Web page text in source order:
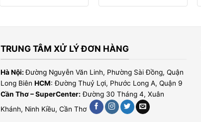
TRUNG TÂM XỬ LÝ ĐƠN HÀNG
Hà Nội:Đường Nguyễn Văn Linh, Phường Sài Đồng, Quận
Long BiênHCM: Đường Thuỷ Lợi, Phước Long A, Quận 9
Cần Thơ – SuperCenter: Đường 30 Tháng 4, Xuân
Khánh, Ninh Kiều, Cần Thơ